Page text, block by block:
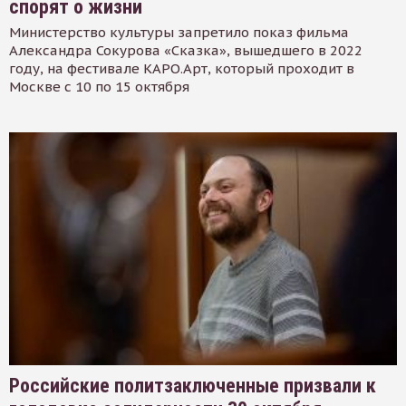
спорят о жизни
Министерство культуры запретило показ фильма
Александра Сокурова «Сказка», вышедшего в 2022
году, на фестивале КАРО.Арт, который проходит в
Москве с 10 по 15 октября
Российские политзаключенные призвали к